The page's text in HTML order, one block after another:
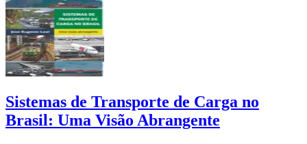
Sistemas de Transporte de Carga no
Brasil: Uma Visão Abrangente